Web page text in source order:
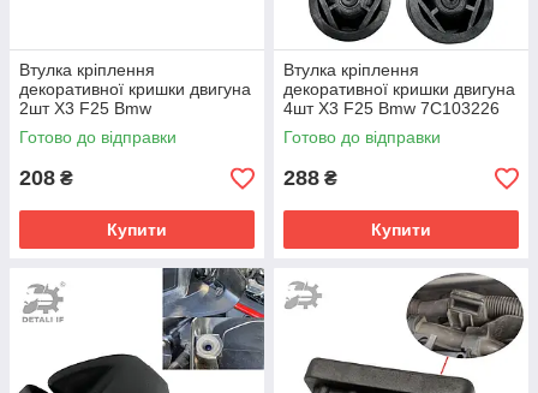
Втулка кріплення
декоративної кришки двигуна
2шт X3 F25 Bmw
17111712911
Готово до відправки
208 ₴
Купити
Втулка кріплення
декоративної кришки двигуна
4шт X3 F25 Bmw 7C103226
7C103226B 7799108
Готово до відправки
288 ₴
Купити